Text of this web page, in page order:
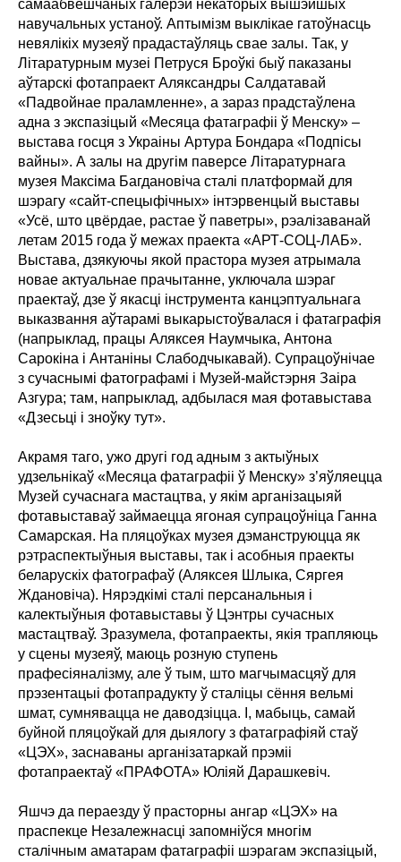
самаабвешчаных галерэй некаторых вышэйшых
навучальных устаноў. Аптымізм выклікае гатоўнасць
невялікіх музеяў прадастаўляць свае залы. Так, у
Літаратурным музеі Петруся Броўкі быў паказаны
аўтарскі фотапраект Аляксандры Салдатавай
«Падвойнае праламленне», а зараз прадстаўлена
адна з экспазіцый «Месяца фатаграфіі ў Менску» –
выстава госця з Украіны Артура Бондара «Подпісы
вайны». А залы на другім паверсе Літаратурнага
музея Максіма Багдановіча сталі платформай для
шэрагу «сайт-спецыфічных» інтэрвенцый выставы
«Усё, што цвёрдае, растае ў паветры», рэалізаванай
летам 2015 года ў межах праекта «АРТ-СОЦ-ЛАБ».
Выстава, дзякуючы якой прастора музея атрымала
новае актуальнае прачытанне, уключала шэраг
праектаў, дзе ў якасці інструмента канцэптуальнага
выказвання аўтарамі выкарыстоўвалася і фатаграфія
(напрыклад, працы Аляксея Наумчыка, Антона
Сарокіна і Антаніны Слабодчыкавай). Супрацоўнічае
з сучаснымі фатографамі і Музей-майстэрня Заіра
Азгура; там, напрыклад, адбылася мая фотавыстава
«Дзесьці і зноўку тут».
Акрамя таго, ужо другі год адным з актыўных
удзельнікаў «Месяца фатаграфіі ў Менску» з’яўляецца
Музей сучаснага мастацтва, у якім арганізацыяй
фотавыставаў займаецца ягоная супрацоўніца Ганна
Самарская. На пляцоўках музея дэманструюцца як
рэтраспектыўныя выставы, так і асобныя праекты
беларускіх фатографаў (Аляксея Шлыка, Сяргея
Ждановіча). Нярэдкімі сталі персанальныя і
калектыўныя фотавыставы ў Цэнтры сучасных
мастацтваў. Зразумела, фотапраекты, якія трапляюць
у сцены музеяў, маюць розную ступень
прафесіяналізму, але ў тым, што магчымасцяў для
прэзентацыі фотапрадукту ў сталіцы сёння вельмі
шмат, сумнявацца не даводзіцца. І, мабыць, самай
буйной пляцоўкай для дыялогу з фатаграфіяй стаў
«ЦЭХ», заснаваны арганізатаркай прэміі
фотапраектаў «ПРАФОТА» Юліяй Дарашкевіч.
Яшчэ да пераезду ў прасторны ангар «ЦЭХ» на
праспекце Незалежнасці запомніўся многім
сталічным аматарам фатаграфіі шэрагам экспазіцый,